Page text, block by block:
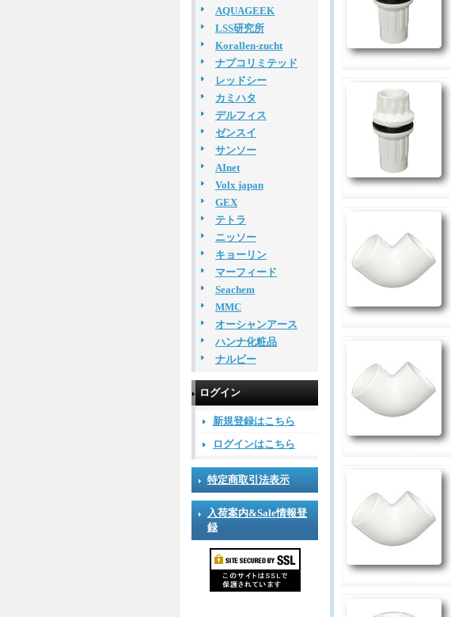
AQUAGEEK
LSS研究所
Korallen-zucht
ナプコリミテッド
レッドシー
カミハタ
デルフィス
ゼンスイ
サンソー
AInet
Volx japan
GEX
テトラ
ニッソー
キョーリン
マーフィード
Seachem
MMC
オーシャンアース
ハンナ化粧品
ナルビー
ログイン
新規登録はこちら
ログインはこちら
特定商取引法表示
入荷案内&Sale情報登
録